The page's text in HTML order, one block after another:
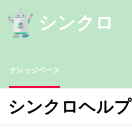
ナレッジベース
シンクロヘルプ